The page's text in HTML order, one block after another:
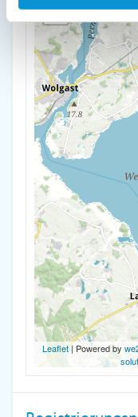
-
Leaflet| Powered by